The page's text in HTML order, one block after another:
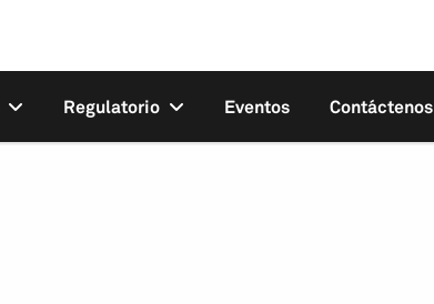
Regulatorio Eventos Contáctenos